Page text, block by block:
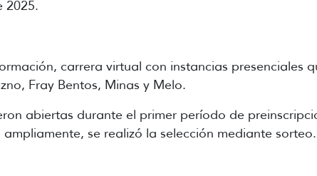
2025.
carrera virtual con instancias presenciales
Fray Bentos, Minas y Melo.
abiertas durante el primer período de
se realizó la selección mediante sorteo.